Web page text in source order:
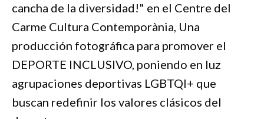
cancha de la diversidad!" en el Centre del
Carme Cultura Contemporània, Una
producción fotográfica para promover el
DEPORTE INCLUSIVO, poniendo en luz
agrupaciones deportivas LGBTQI+ que
buscan redefinir los valores clásicos del